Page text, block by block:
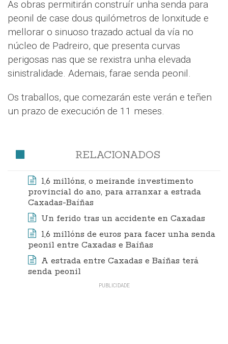
As obras permitirán construír unha senda para
peonil de case dous quilómetros de lonxitude e
mellorar o sinuoso trazado actual da vía no
núcleo de Padreiro, que presenta curvas
perigosas nas que se rexistra unha elevada
sinistralidade. Ademais, farae senda peonil.
Os traballos, que comezarán este verán e teñen
un prazo de execución de 11 meses.
RELACIONADOS
1,6 millóns, o meirande investimento
provincial do ano, para arranxar a estrada
Caxadas-Baíñas
Un ferido tras un accidente en Caxadas
1,6 millóns de euros para facer unha senda
peonil entre Caxadas e Baíñas
A estrada entre Caxadas e Baíñas terá
senda peonil